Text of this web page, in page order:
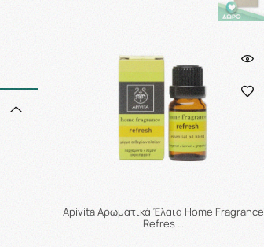
Apivita Αρωματικά Έλαια Home Fragrance
Refres …